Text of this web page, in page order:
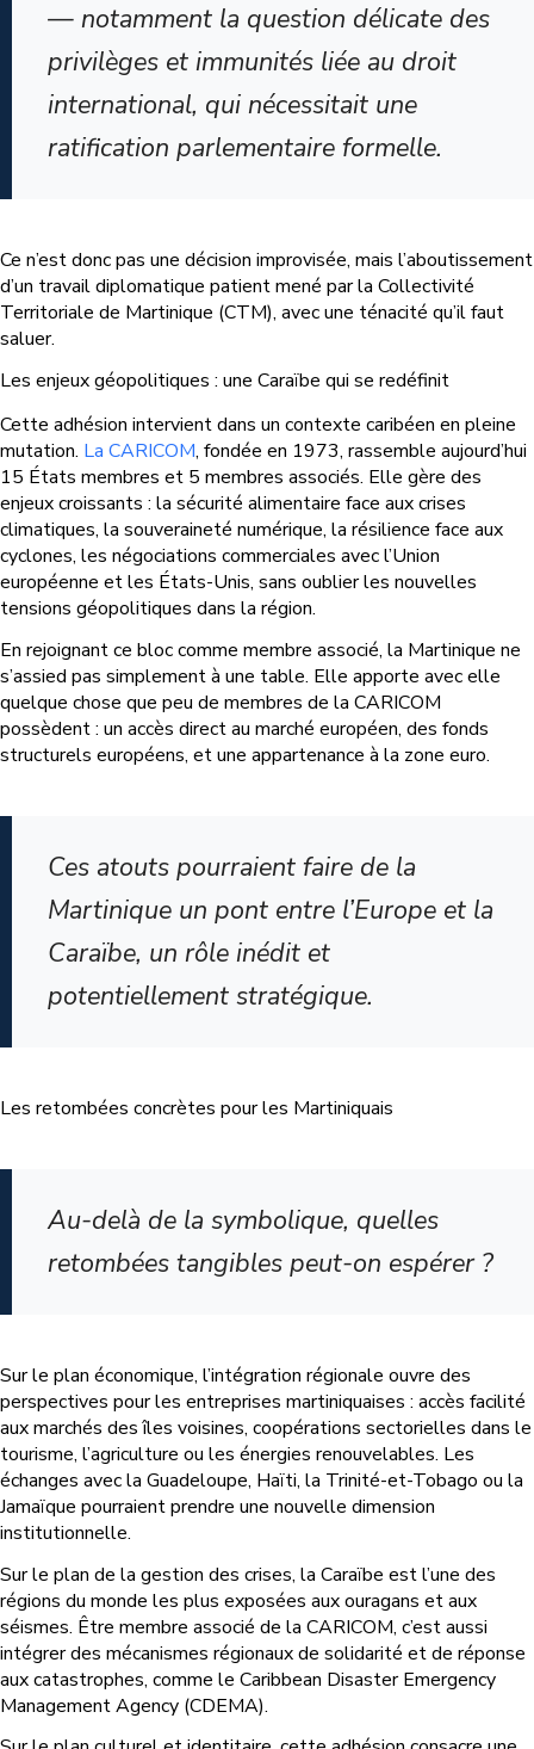
— notamment la question délicate des
privilèges et immunités liée au droit
international, qui nécessitait une
ratification parlementaire formelle.
Ce n’est donc pas une décision improvisée, mais l’aboutissement
d’un travail diplomatique patient mené par la Collectivité
Territoriale de Martinique (CTM), avec une ténacité qu’il faut
saluer.
Les enjeux géopolitiques : une Caraïbe qui se redéfinit
Cette adhésion intervient dans un contexte caribéen en pleine
mutation. La CARICOM, fondée en 1973, rassemble aujourd’hui
15 États membres et 5 membres associés. Elle gère des
enjeux croissants : la sécurité alimentaire face aux crises
climatiques, la souveraineté numérique, la résilience face aux
cyclones, les négociations commerciales avec l’Union
européenne et les États-Unis, sans oublier les nouvelles
tensions géopolitiques dans la région.
En rejoignant ce bloc comme membre associé, la Martinique ne
s’assied pas simplement à une table. Elle apporte avec elle
quelque chose que peu de membres de la CARICOM
possèdent : un accès direct au marché européen, des fonds
structurels européens, et une appartenance à la zone euro.
Ces atouts pourraient faire de la
Martinique un pont entre l’Europe et la
Caraïbe, un rôle inédit et
potentiellement stratégique.
Les retombées concrètes pour les Martiniquais
Au-delà de la symbolique, quelles
retombées tangibles peut-on espérer ?
Sur le plan économique, l’intégration régionale ouvre des
perspectives pour les entreprises martiniquaises : accès facilité
aux marchés des îles voisines, coopérations sectorielles dans le
tourisme, l’agriculture ou les énergies renouvelables. Les
échanges avec la Guadeloupe, Haïti, la Trinité-et-Tobago ou la
Jamaïque pourraient prendre une nouvelle dimension
institutionnelle.
Sur le plan de la gestion des crises, la Caraïbe est l’une des
régions du monde les plus exposées aux ouragans et aux
séismes. Être membre associé de la CARICOM, c’est aussi
intégrer des mécanismes régionaux de solidarité et de réponse
aux catastrophes, comme le Caribbean Disaster Emergency
Management Agency (CDEMA).